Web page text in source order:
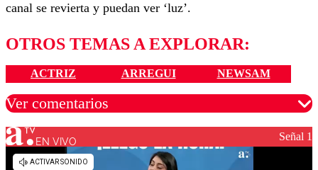
canal se revierta y puedan ver ‘luz’.
OTROS TEMAS A EXPLORAR:
ACTRIZ ARREGUI NEWSAM
Ver comentarios
Los comentarios son moderados para garantizar un
diálogo respetuoso.
EN VIVO Señal 1